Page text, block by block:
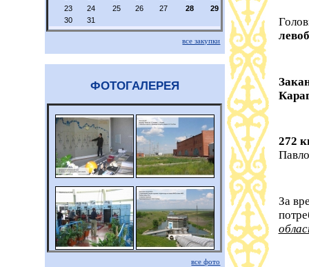
23
24 25 26 27 28
29
30
31
все закупки
ФОТОГАЛЕРЕЯ
все фото
272
За